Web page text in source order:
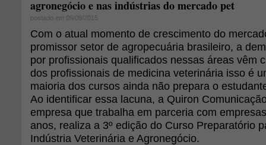
agronegócio e nas indústrias do mercado pet
postado em 09/09/2015
Com o atual momento de crescimento do
promissor setor de agropecuária brasileiro, a
por profissionais qualificados nessas áreas vêm
dos profissionais de medicina veterinária isso é
maioria dos cursos ainda não prepara o
Ao identificar essa lacuna, a Quiron
empresa que trabalha em parceria com
anos, realiza a 3º edição do Curso Preparatório
Indústria Veterinária e Agronegócio.